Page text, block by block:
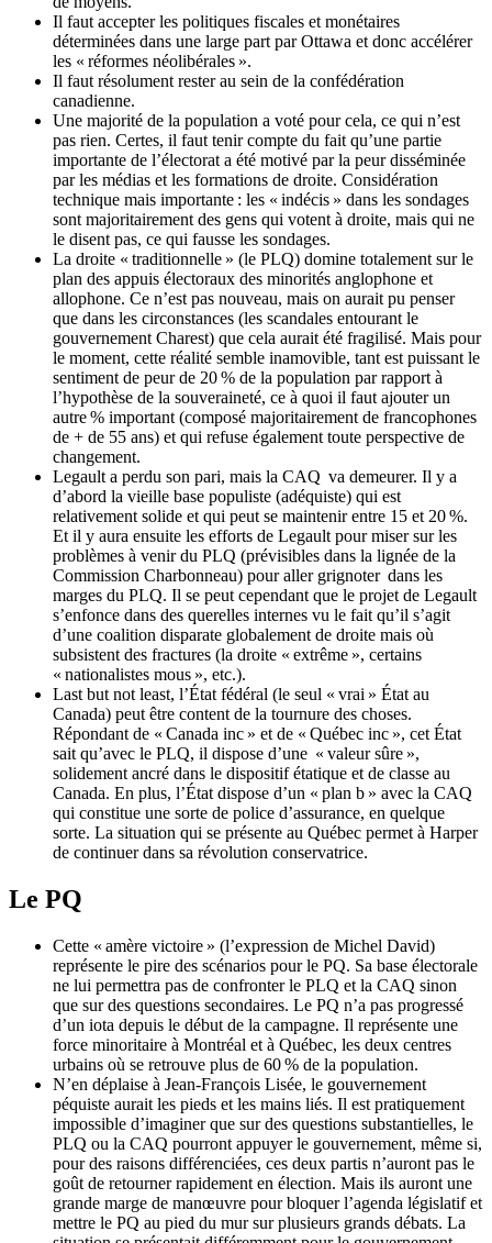
Il faut accepter les politiques fiscales et monétaires
déterminées dans une large part par Ottawa et donc accélérer
les « réformes néolibérales ».
Il faut résolument rester au sein de la confédération
canadienne.
Une majorité de la population a voté pour cela, ce qui n’est
pas rien. Certes, il faut tenir compte du fait qu’une partie
importante de l’électorat a été motivé par la peur disséminée
par les médias et les formations de droite. Considération
technique mais importante : les « indécis » dans les sondages
sont majoritairement des gens qui votent à droite, mais qui ne
le disent pas, ce qui fausse les sondages.
La droite « traditionnelle » (le PLQ) domine totalement sur le
plan des appuis électoraux des minorités anglophone et
allophone. Ce n’est pas nouveau, mais on aurait pu penser
que dans les circonstances (les scandales entourant le
gouvernement Charest) que cela aurait été fragilisé. Mais pour
le moment, cette réalité semble inamovible, tant est puissant le
sentiment de peur de 20 % de la population par rapport à
l’hypothèse de la souveraineté, ce à quoi il faut ajouter un
autre % important (composé majoritairement de francophones
de + de 55 ans) et qui refuse également toute perspective de
changement.
Legault a perdu son pari, mais la CAQ va demeurer. Il y a
d’abord la vieille base populiste (adéquiste) qui est
relativement solide et qui peut se maintenir entre 15 et 20 %.
Et il y aura ensuite les efforts de Legault pour miser sur les
problèmes à venir du PLQ (prévisibles dans la lignée de la
Commission Charbonneau) pour aller grignoter dans les
marges du PLQ. Il se peut cependant que le projet de Legault
s’enfonce dans des querelles internes vu le fait qu’il s’agit
d’une coalition disparate globalement de droite mais où
subsistent des fractures (la droite « extrême », certains
« nationalistes mous », etc.).
Last but not least, l’État fédéral (le seul « vrai » État au
Canada) peut être content de la tournure des choses.
Répondant de « Canada inc » et de « Québec inc », cet État
sait qu’avec le PLQ, il dispose d’une « valeur sûre »,
solidement ancré dans le dispositif étatique et de classe au
Canada. En plus, l’État dispose d’un « plan b » avec la CAQ
qui constitue une sorte de police d’assurance, en quelque
sorte. La situation qui se présente au Québec permet à Harper
de continuer dans sa révolution conservatrice.
Le PQ
Cette « amère victoire » (l’expression de Michel David)
représente le pire des scénarios pour le PQ. Sa base électorale
ne lui permettra pas de confronter le PLQ et la CAQ sinon
que sur des questions secondaires. Le PQ n’a pas progressé
d’un iota depuis le début de la campagne. Il représente une
force minoritaire à Montréal et à Québec, les deux centres
urbains où se retrouve plus de 60 % de la population.
N’en déplaise à Jean-François Lisée, le gouvernement
péquiste aurait les pieds et les mains liés. Il est pratiquement
impossible d’imaginer que sur des questions substantielles, le
PLQ ou la CAQ pourront appuyer le gouvernement, même si,
pour des raisons différenciées, ces deux partis n’auront pas le
goût de retourner rapidement en élection. Mais ils auront une
grande marge de manœuvre pour bloquer l’agenda législatif et
mettre le PQ au pied du mur sur plusieurs grands débats. La